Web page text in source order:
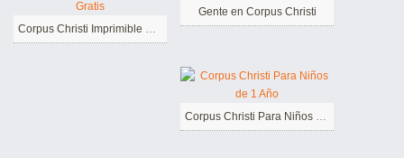
Corpus Christi Imprimible Gratis
Gente en Corpus Christi
Corpus Christi Para Niños de 1 Año